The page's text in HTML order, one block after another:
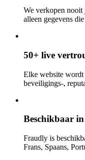
We verkopen nooit
alleen gegevens
50+ live
Elke website wordt
beveiligings-,
Beschikbaar
Fraudly is
Frans, Spaans,